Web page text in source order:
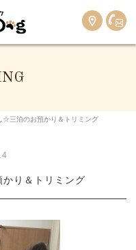
☆三泊のお預かり＆トリミング
り＆トリミング